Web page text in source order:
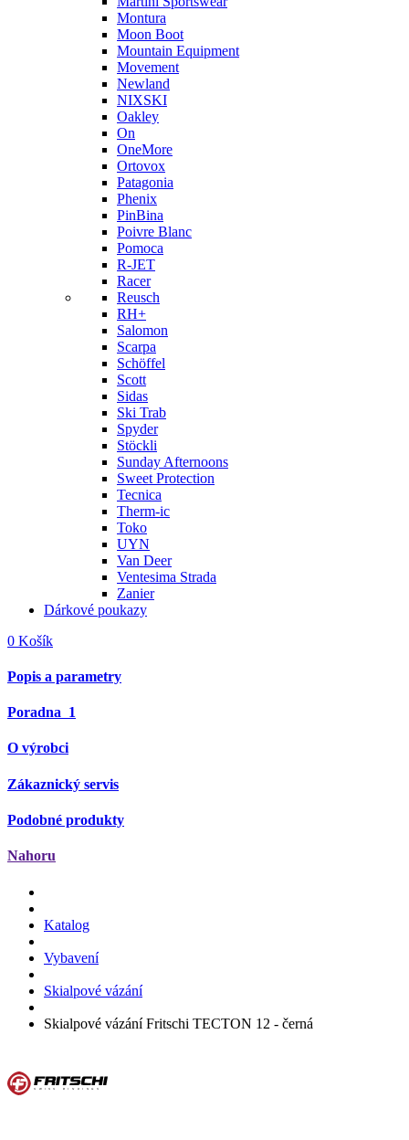
Montura
Moon Boot
Mountain Equipment
Movement
Newland
NIXSKI
Oakley
On
OneMore
Ortovox
Patagonia
Phenix
PinBina
Poivre Blanc
Pomoca
R-JET
Racer
Reusch
RH+
Salomon
Scarpa
Schöffel
Scott
Sidas
Ski Trab
Spyder
Stöckli
Sunday Afternoons
Sweet Protection
Tecnica
Therm-ic
Toko
UYN
Van Deer
Ventesima Strada
Zanier
Dárkové poukazy
0 Košík
Popis a parametry
Poradna 1
O výrobci
Zákaznický servis
Podobné produkty
Nahoru
Katalog
Vybavení
Skialpové vázání
Skialpové vázání Fritschi TECTON 12 - černá